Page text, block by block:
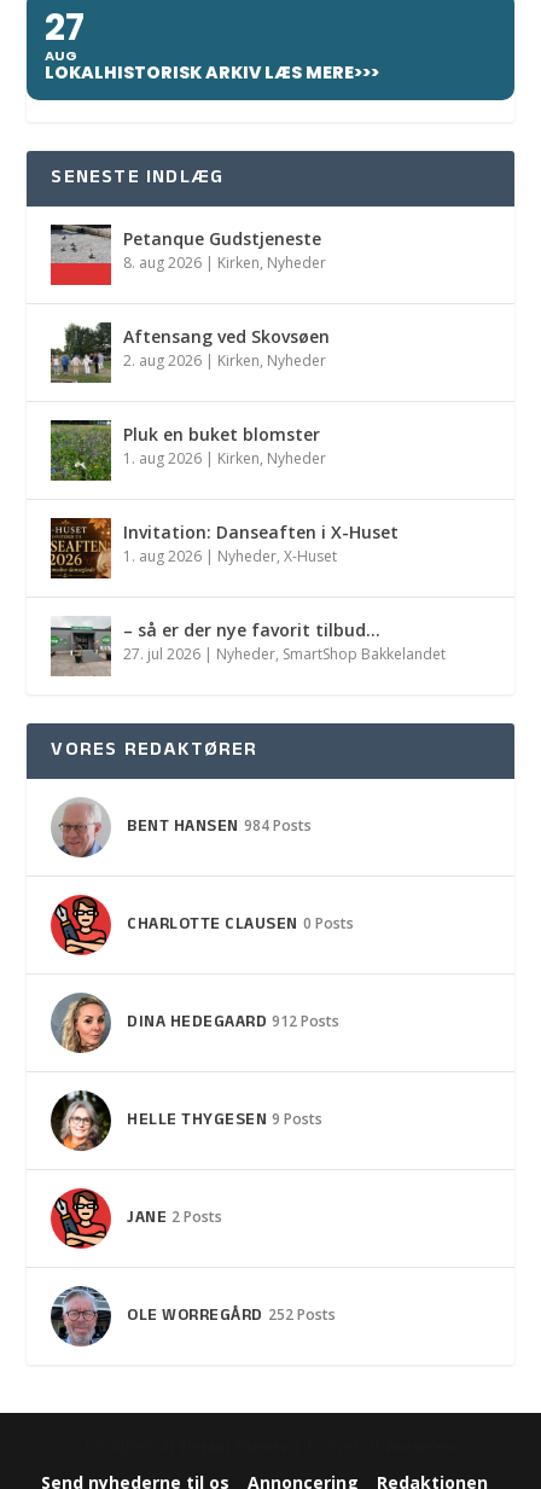
27
AUG
LOKALHISTORISK ARKIV LÆS MERE>>>
SENESTE INDLÆG
Petanque Gudstjeneste
8. aug 2026 | Kirken, Nyheder
Aftensang ved Skovsøen
2. aug 2026 | Kirken, Nyheder
Pluk en buket blomster
1. aug 2026 | Kirken, Nyheder
Invitation: Danseaften i X-Huset
1. aug 2026 | Nyheder,X-Huset
– så er der nye favorit tilbud…
27. jul 2026 | Nyheder, SmartShop Bakkelandet
VORES REDAKTØRER
BENT HANSEN 984 Posts
CHARLOTTE CLAUSEN 0 Posts
DINA HEDEGAARD 912 Posts
HELLE THYGESEN 9 Posts
JANE 2 Posts
OLE WORREGÅRD 252 Posts
Send nyhederne til os Annoncering Redaktionen